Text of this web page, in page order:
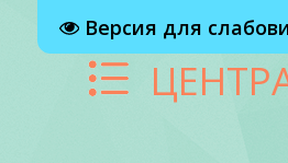
Версия для
ЦЕНТРАЛИЗОВАННАЯ БИБЛИОТЕЧНАЯ СИСТЕМА